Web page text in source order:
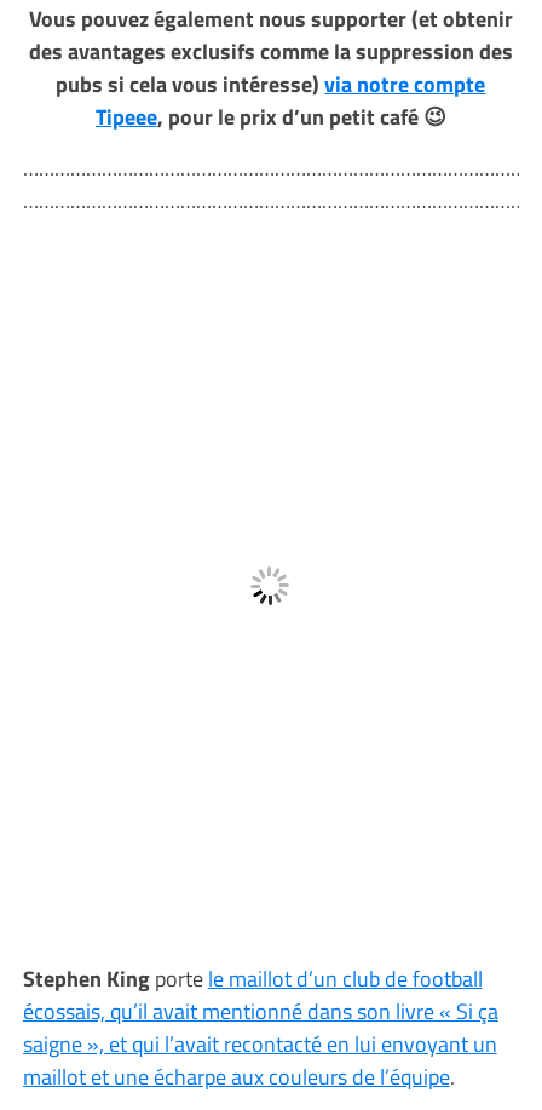
Vous pouvez également nous supporter (et obtenir
des avantages exclusifs comme la suppression des
pubs si cela vous intéresse)via notre compte
Tipeee, pour le prix d’un petit café 😉
Stephen Kingportele maillot d’un club de football
écossais, qu’il avait mentionné dans son livre « Si ça
saigne », et qui l’avait recontacté en lui envoyant un
maillot et une écharpe aux couleurs de l’équipe.